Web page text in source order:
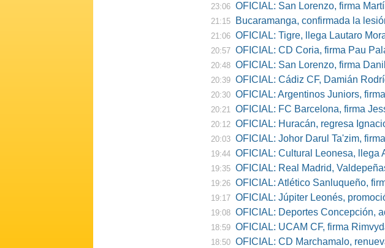
23:06 OFICIAL: San Lorenzo, firma
21:15 Bucaramanga, confirmada la
21:06 OFICIAL: Tigre, llega Lautaro
20:57 OFICIAL: CD Coria, firma Pau
20:48 OFICIAL: San Lorenzo, firma
20:39 OFICIAL: Cádiz CF, Damián
20:30 OFICIAL: Argentinos Juniors,
20:21 OFICIAL: FC Barcelona, firma
20:12 OFICIAL: Huracán, regresa
20:03 OFICIAL: Johor Darul Ta'zim,
19:44 OFICIAL: Cultural Leonesa, llega
19:35 OFICIAL: Real Madrid, Valdepeñas
19:26 OFICIAL: Atlético Sanluqueño,
19:17 OFICIAL: Júpiter Leonés,
19:08 OFICIAL: Deportes Concepción,
18:59 OFICIAL: UCAM CF, firma
18:50 OFICIAL: CD Marchamalo,